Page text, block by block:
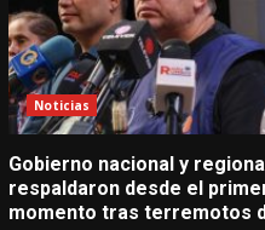
Noticias
Gobierno nacional y
respaldaron desde el
momento tras terremotos